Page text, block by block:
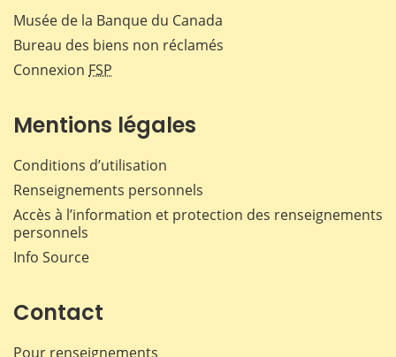
Musée de la Banque du Canada
Bureau des biens non réclamés
Connexion FSP
Mentions légales
Conditions d’utilisation
Renseignements personnels
Accès à l’information et protection des renseignements
personnels
Info Source
Contact
Pour renseignements